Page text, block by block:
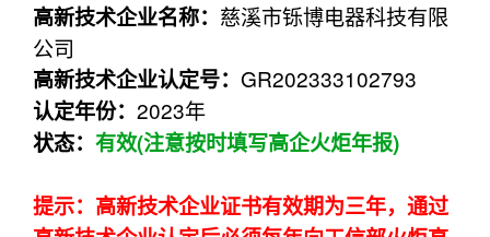
高新技术企业名称： 慈溪市铄博电器科技有限
公司
高新技术企业认定号： GR202333102793
认定年份： 2023年
状态： 有效(注意按时填写高企火炬年报)
提示：高新技术企业证书有效期为三年，通过